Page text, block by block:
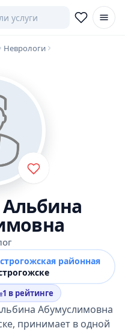
Неврологи
районная
в рейтинге
Абумуслимовна
принимает в одной